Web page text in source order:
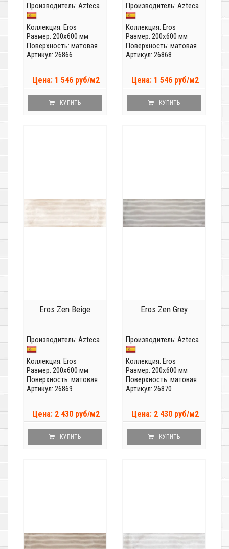
Производитель: Azteca
Коллекция: Eros
Размер: 200x600 мм
Поверхность: матовая
Артикул: 26866
Цена: 1 546 руб/м2
КУПИТЬ
Производитель: Azteca
Коллекция: Eros
Размер: 200x600 мм
Поверхность: матовая
Артикул: 26868
Цена: 1 546 руб/м2
КУПИТЬ
Eros Zen Beige
Производитель: Azteca
Коллекция: Eros
Размер: 200x600 мм
Поверхность: матовая
Артикул: 26869
Цена: 2 430 руб/м2
КУПИТЬ
Eros Zen Grey
Производитель: Azteca
Коллекция: Eros
Размер: 200x600 мм
Поверхность: матовая
Артикул: 26870
Цена: 2 430 руб/м2
КУПИТЬ